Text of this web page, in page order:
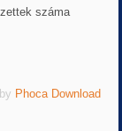
száma
Phoca Download